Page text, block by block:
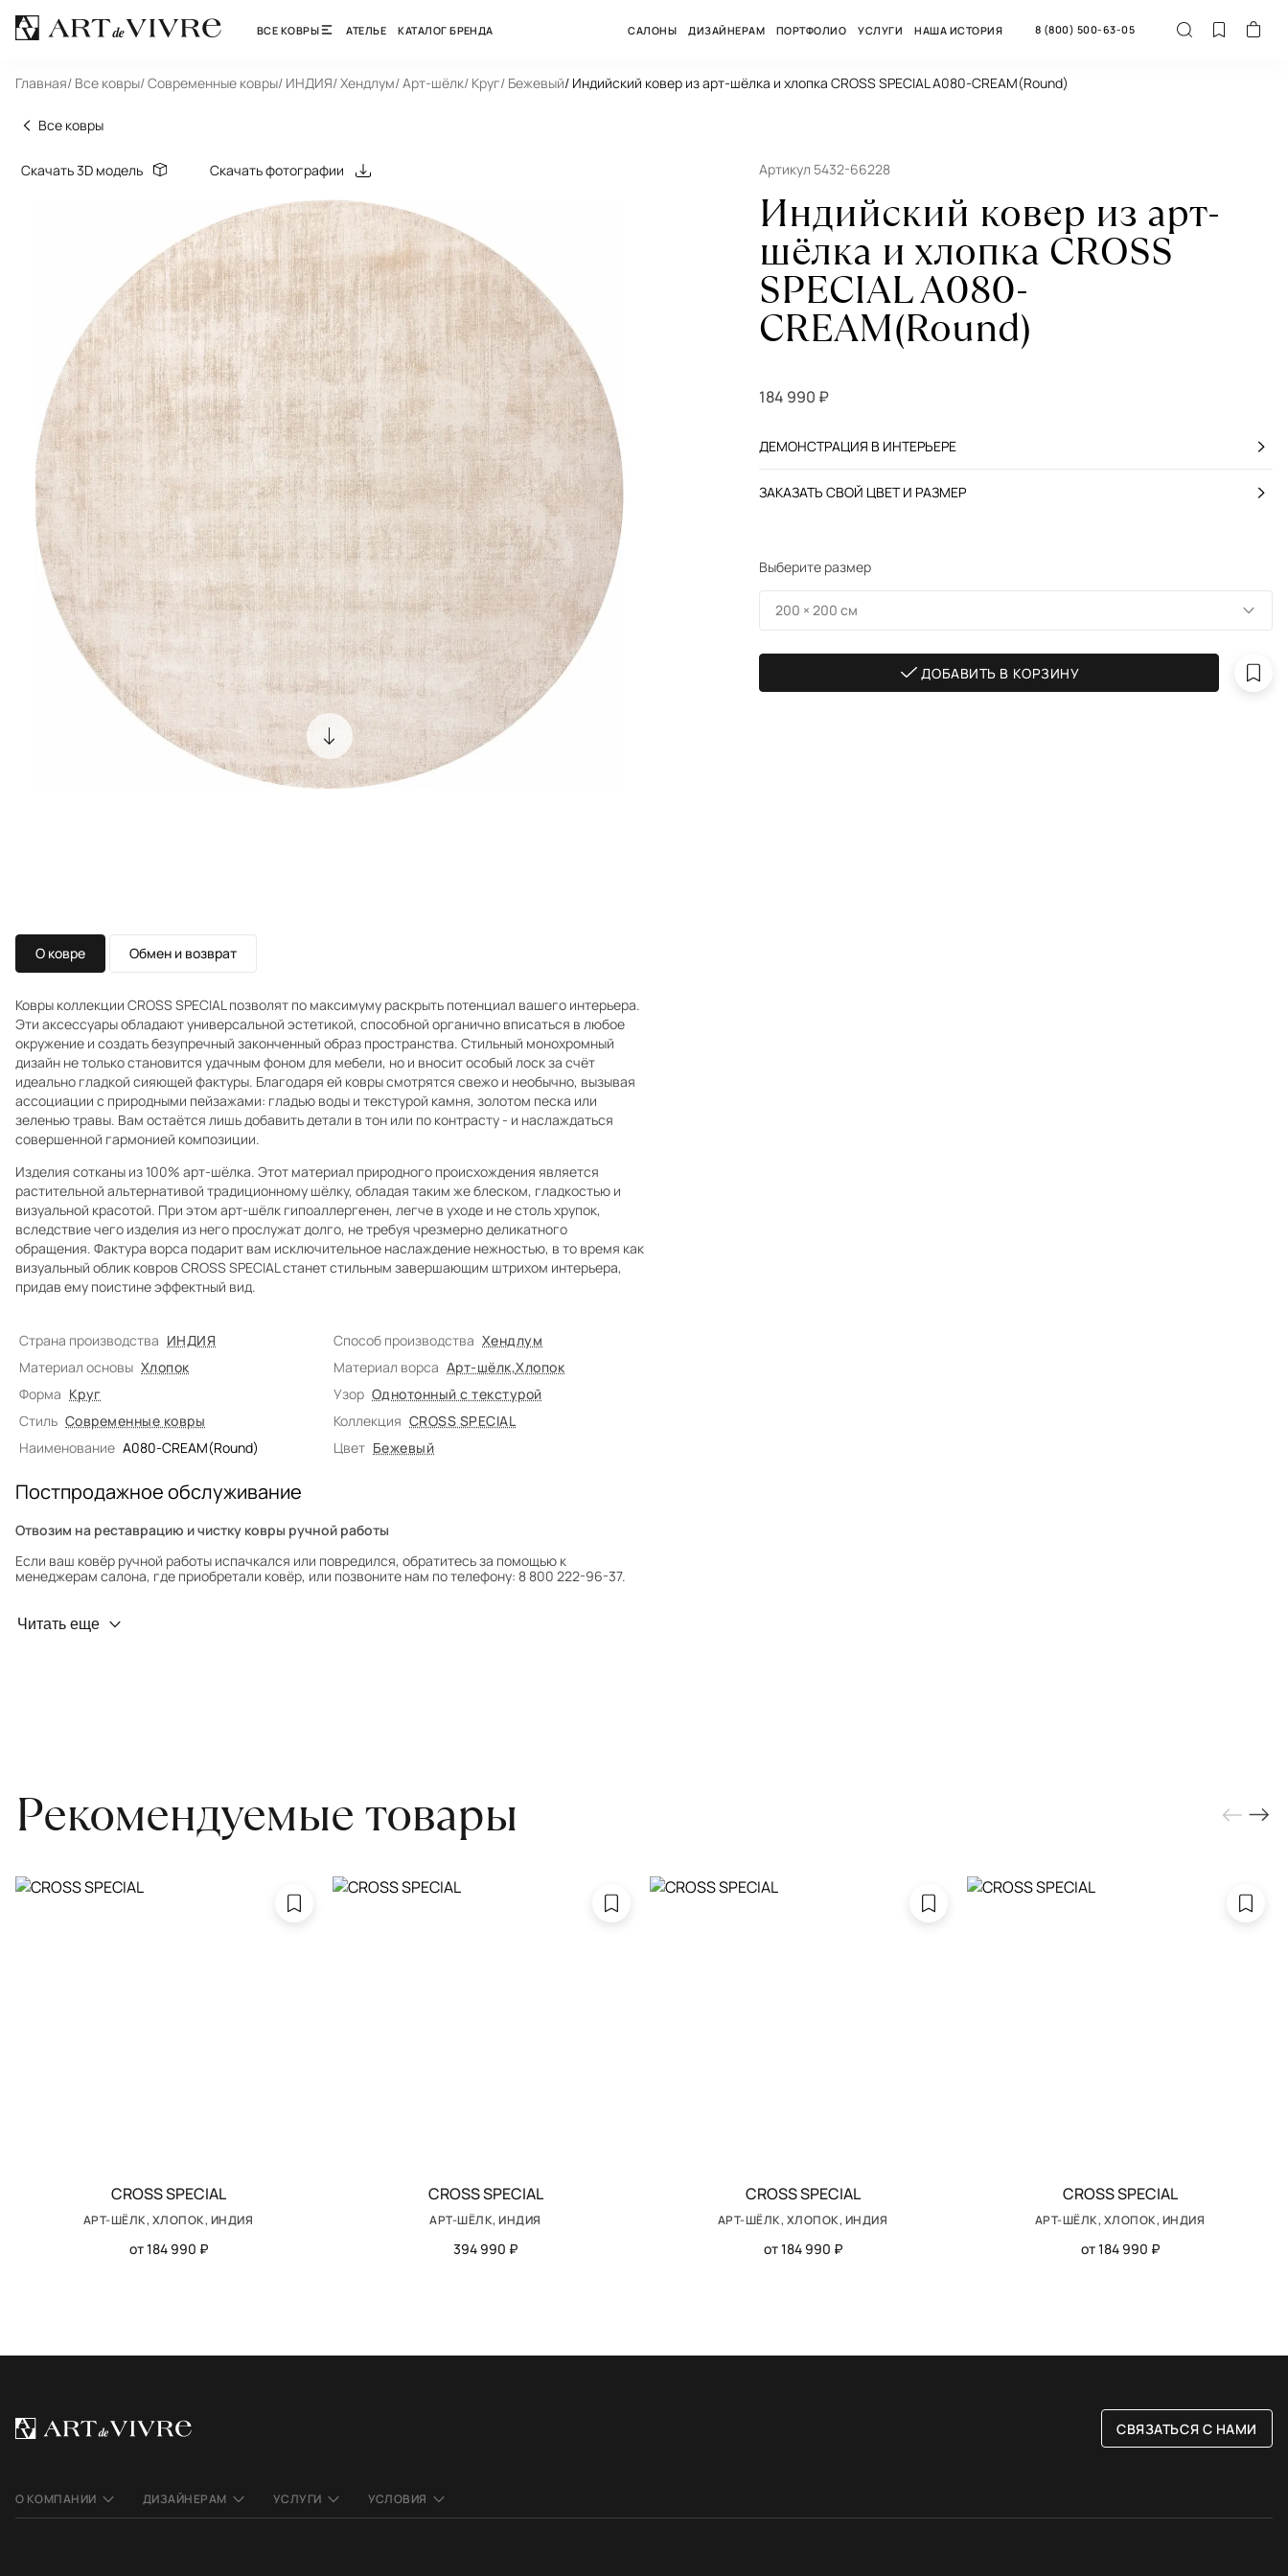
ВСЕ КОВРЫ АТЕЛЬЕ КАТАЛОГ БРЕНДА САЛОНЫ ДИЗАЙНЕРАМ ПОРТФОЛИО УСЛУГИ НАША ИСТОРИЯ 8 (800) 500-63-05
Главная/ Все ковры/ Современные ковры/ ИНДИЯ/ Хендлум/ Арт-шёлк/ Круг/ Бежевый/ Индийский ковер из арт-шёлка и хлопка CROSS SPEСIAL A080-CREAM(Round)
Все ковры
Скачать 3D модель Скачать фотографии
О ковре Обмен и возврат
Ковры коллекции CROSS SPEСIAL позволят по максимуму раскрыть потенциал вашего интерьера.
Эти аксессуары обладают универсальной эстетикой, способной органично вписаться в любое
окружение и создать безупречный законченный образ пространства. Стильный монохромный
дизайн не только становится удачным фоном для мебели, но и вносит особый лоск за счёт
идеально гладкой сияющей фактуры. Благодаря ей ковры смотрятся свежо и необычно, вызывая
ассоциации с природными пейзажами: гладью воды и текстурой камня, золотом песка или
зеленью травы. Вам остаётся лишь добавить детали в тон или по контрасту - и наслаждаться
совершенной гармонией композиции.
Изделия сотканы из 100% арт-шёлка. Этот материал природного происхождения является
растительной альтернативой традиционному шёлку, обладая таким же блеском, гладкостью и
визуальной красотой. При этом арт-шёлк гипоаллергенен, легче в уходе и не столь хрупок,
вследствие чего изделия из него прослужат долго, не требуя чрезмерно деликатного
обращения. Фактура ворса подарит вам исключительное наслаждение нежностью, в то время как
визуальный облик ковров CROSS SPEСIAL станет стильным завершающим штрихом интерьера,
придав ему поистине эффектный вид.
Страна производства ИНДИЯ Способ производства Хендлум
Материал основы Хлопок Материал ворса Арт-шёлк,Хлопок
Форма Круг Узор Однотонный с текстурой
Стиль Современные ковры Коллекция CROSS SPEСIAL
Наименование A080-CREAM(Round) Цвет Бежевый
Постпродажное обслуживание
Отвозим на реставрацию и чистку ковры ручной работы
Если ваш ковёр ручной работы испачкался или повредился, обратитесь за помощью к
менеджерам салона, где приобретали ковёр, или позвоните нам по телефону: 8 800 222-96-37.
Профилактика износа
Читать еще
Артикул 5432-66228
Индийский ковер из арт-
шёлка и хлопка CROSS
SPEСIAL A080-
CREAM(Round)
184 990 ₽
ДЕМОНСТРАЦИЯ В ИНТЕРЬЕРЕ
ЗАКАЗАТЬ СВОЙ ЦВЕТ И РАЗМЕР
Выберите размер
200 × 200 см
ДОБАВИТЬ В КОРЗИНУ
Рекомендуемые товары
CROSS SPEСIAL
АРТ-ШЁЛК, ХЛОПОК, ИНДИЯ
от 184 990 ₽
CROSS SPEСIAL
АРТ-ШЁЛК, ИНДИЯ
394 990 ₽
CROSS SPEСIAL
АРТ-ШЁЛК, ХЛОПОК, ИНДИЯ
от 184 990 ₽
CROSS SPEСIAL
АРТ-ШЁЛК, ХЛОПОК, ИНДИЯ
от 184 990 ₽
СВЯЗАТЬСЯ С НАМИ
О КОМПАНИИ ДИЗАЙНЕРАМ УСЛУГИ УСЛОВИЯ